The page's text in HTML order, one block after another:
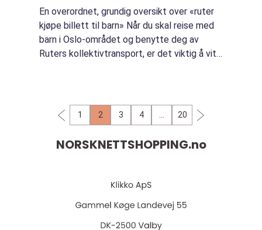
En overordnet, grundig oversikt over «ruter
kjøpe billett til barn» Når du skal reise med
barn i Oslo-området og benytte deg av
Ruters kollektivtransport, er det viktig å vite
1 2 3 4 20
NORSKNETTSHOPPING.no